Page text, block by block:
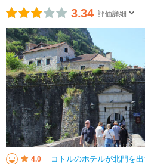
3.34 評価詳細
4.0